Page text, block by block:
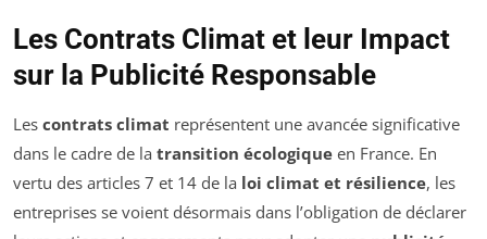
Les Contrats Climat et leur Impact
sur la Publicité Responsable
Les contrats climat représentent une avancée significative
dans le cadre de la transition écologique en France. En
vertu des articles 7 et 14 de la loi climat et résilience, les
entreprises se voient désormais dans l’obligation de déclarer